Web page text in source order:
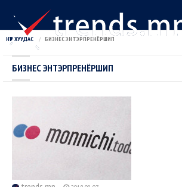
НҮҮР ХУУДАС БИЗНЕС ЭНТЭРПРЕНЁРШИП
БИЗНЕС ЭНТЭРПРЕНЁРШИП